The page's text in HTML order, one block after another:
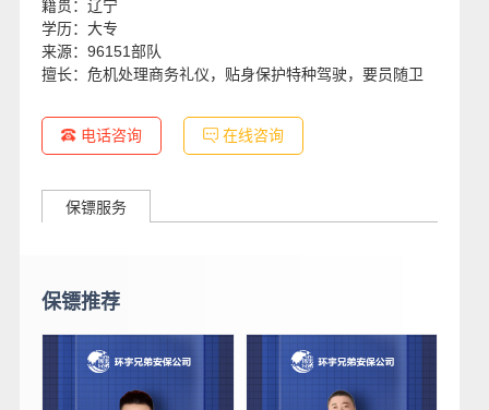
籍贯： 辽宁
学历： 大专
来源： 96151部队
擅长： 危机处理商务礼仪，贴身保护特种驾驶，要员随卫
电话咨询 在线咨询
保镖服务
保镖推荐